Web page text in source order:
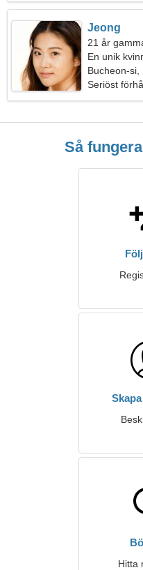
Jeong
21 år
En unik
Bucheon-si,
Seriöst
Så
Hitta